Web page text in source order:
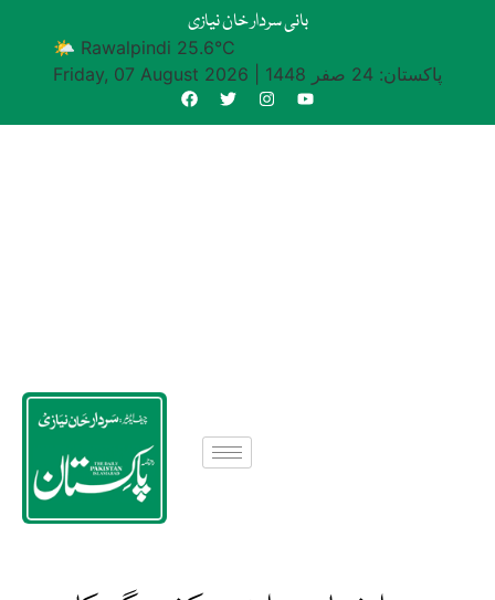
بانی سردار خان نیازی
🌤 Rawalpindi 25.6°C
Friday, 07 August 2026
پاکستان: 24 صفر 1448